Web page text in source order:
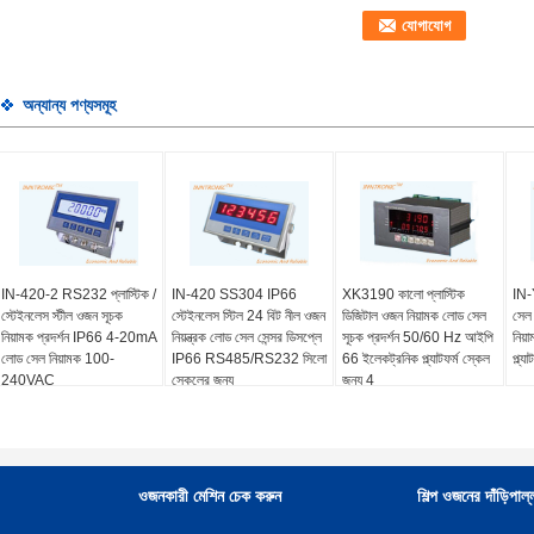
অন্যান্য পণ্যসমূহ
IN-420-2 RS232 প্লাস্টিক /
স্টেইনলেস স্টীল ওজন সূচক
নিয়ামক প্রদর্শন IP66 4-20mA
লোড সেল নিয়ামক 100-
240VAC
IN-420 SS304 IP66
স্টেইনলেস স্টিল 24 বিট নীল ওজন
নিয়ন্ত্রক লোড সেল সেন্সর ডিসপ্লে
IP66 RS485/RS232 সিলো
স্কেলের জন্য
XK3190 কালো প্লাস্টিক
ডিজিটাল ওজন নিয়ামক লোড সেল
সূচক প্রদর্শন 50/60 Hz আইপি
66 ইলেকট্রনিক প্ল্যাটফর্ম স্কেল
জন্য 4
সেল
ওজনকারী মেশিন চেক করুন শিল্প ওজনের